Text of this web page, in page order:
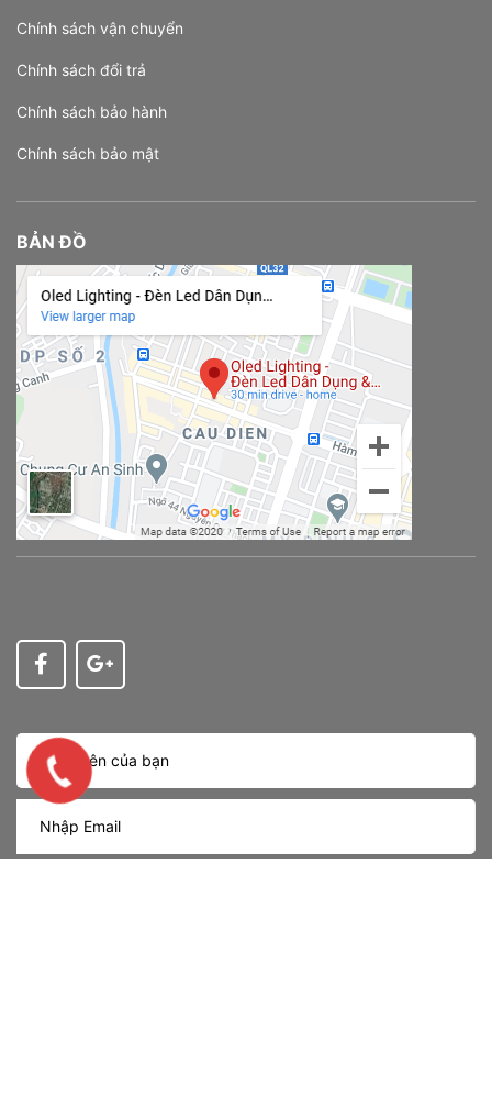
Chính sách vận chuyển
Chính sách đổi trả
Chính sách bảo hành
Chính sách bảo mật
BẢN ĐỒ